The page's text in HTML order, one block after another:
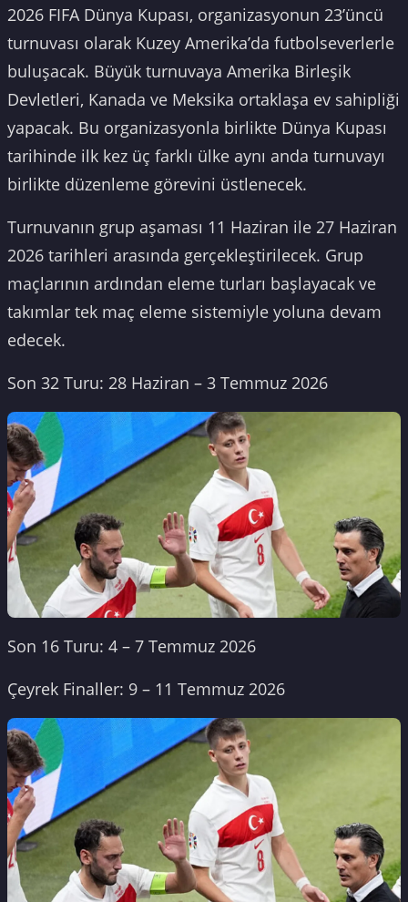
2026 FIFA Dünya Kupası, organizasyonun 23’üncü
turnuvası olarak Kuzey Amerika’da futbolseverlerle
buluşacak. Büyük turnuvaya Amerika Birleşik
Devletleri, Kanada ve Meksika ortaklaşa ev sahipliği
yapacak. Bu organizasyonla birlikte Dünya Kupası
tarihinde ilk kez üç farklı ülke aynı anda turnuvayı
birlikte düzenleme görevini üstlenecek.
Turnuvanın grup aşaması 11 Haziran ile 27 Haziran
2026 tarihleri arasında gerçekleştirilecek. Grup
maçlarının ardından eleme turları başlayacak ve
takımlar tek maç eleme sistemiyle yoluna devam
edecek.
Son 32 Turu: 28 Haziran – 3 Temmuz 2026
Son 16 Turu: 4 – 7 Temmuz 2026
Çeyrek Finaller: 9 – 11 Temmuz 2026